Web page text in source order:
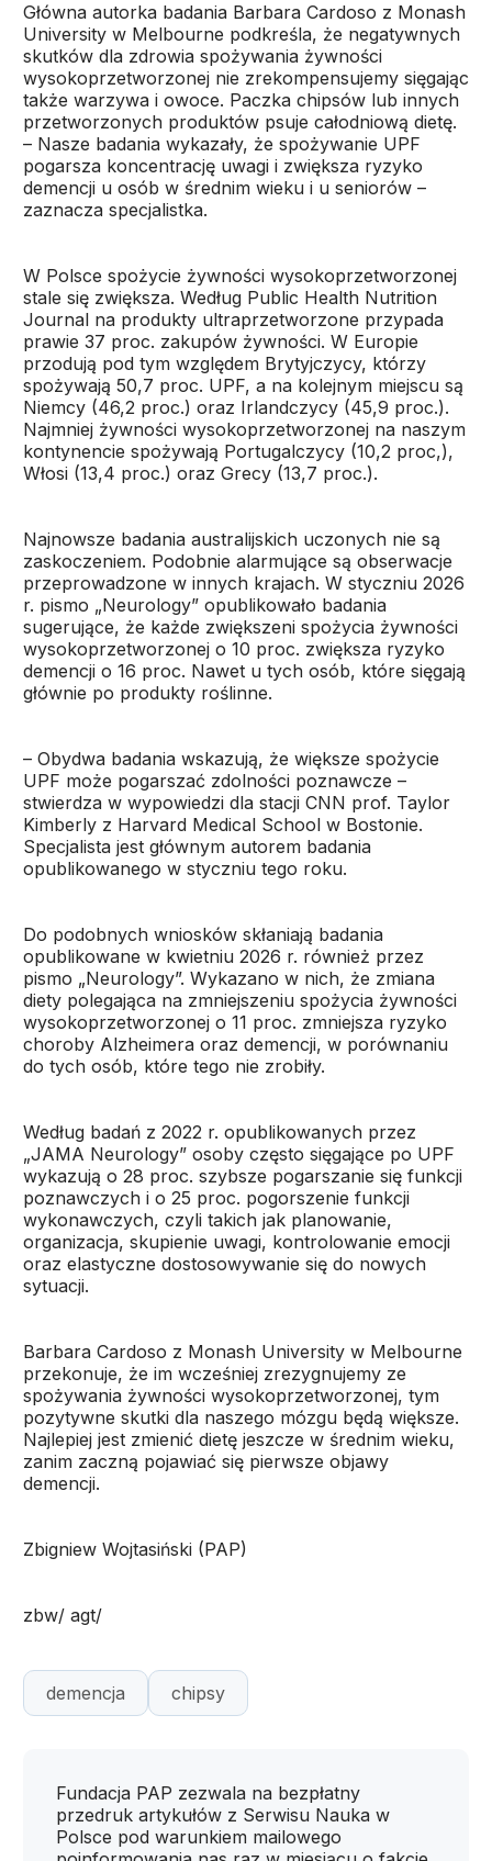
Główna autorka badania Barbara Cardoso z Monash
University w Melbourne podkreśla, że negatywnych
skutków dla zdrowia spożywania żywności
wysokoprzetworzonej nie zrekompensujemy sięgając
także warzywa i owoce. Paczka chipsów lub innych
przetworzonych produktów psuje całodniową dietę.
– Nasze badania wykazały, że spożywanie UPF
pogarsza koncentrację uwagi i zwiększa ryzyko
demencji u osób w średnim wieku i u seniorów –
zaznacza specjalistka.
W Polsce spożycie żywności wysokoprzetworzonej
stale się zwiększa. Według Public Health Nutrition
Journal na produkty ultraprzetworzone przypada
prawie 37 proc. zakupów żywności. W Europie
przodują pod tym względem Brytyjczycy, którzy
spożywają 50,7 proc. UPF, a na kolejnym miejscu są
Niemcy (46,2 proc.) oraz Irlandczycy (45,9 proc.).
Najmniej żywności wysokoprzetworzonej na naszym
kontynencie spożywają Portugalczycy (10,2 proc,),
Włosi (13,4 proc.) oraz Grecy (13,7 proc.).
Najnowsze badania australijskich uczonych nie są
zaskoczeniem. Podobnie alarmujące są obserwacje
przeprowadzone w innych krajach. W styczniu 2026
r. pismo „Neurology” opublikowało badania
sugerujące, że każde zwiększeni spożycia żywności
wysokoprzetworzonej o 10 proc. zwiększa ryzyko
demencji o 16 proc. Nawet u tych osób, które sięgają
głównie po produkty roślinne.
– Obydwa badania wskazują, że większe spożycie
UPF może pogarszać zdolności poznawcze –
stwierdza w wypowiedzi dla stacji CNN prof. Taylor
Kimberly z Harvard Medical School w Bostonie.
Specjalista jest głównym autorem badania
opublikowanego w styczniu tego roku.
Do podobnych wniosków skłaniają badania
opublikowane w kwietniu 2026 r. również przez
pismo „Neurology”. Wykazano w nich, że zmiana
diety polegająca na zmniejszeniu spożycia żywności
wysokoprzetworzonej o 11 proc. zmniejsza ryzyko
choroby Alzheimera oraz demencji, w porównaniu
do tych osób, które tego nie zrobiły.
Według badań z 2022 r. opublikowanych przez
„JAMA Neurology” osoby często sięgające po UPF
wykazują o 28 proc. szybsze pogarszanie się funkcji
poznawczych i o 25 proc. pogorszenie funkcji
wykonawczych, czyli takich jak planowanie,
organizacja, skupienie uwagi, kontrolowanie emocji
oraz elastyczne dostosowywanie się do nowych
sytuacji.
Barbara Cardoso z Monash University w Melbourne
przekonuje, że im wcześniej zrezygnujemy ze
spożywania żywności wysokoprzetworzonej, tym
pozytywne skutki dla naszego mózgu będą większe.
Najlepiej jest zmienić dietę jeszcze w średnim wieku,
zanim zaczną pojawiać się pierwsze objawy
demencji.
Zbigniew Wojtasiński (PAP)
zbw/ agt/
demencja chipsy
Fundacja PAP zezwala na bezpłatny
przedruk artykułów z Serwisu Nauka w
Polsce pod warunkiem mailowego